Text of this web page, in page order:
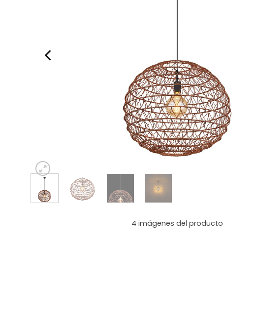
4 imágenes del producto